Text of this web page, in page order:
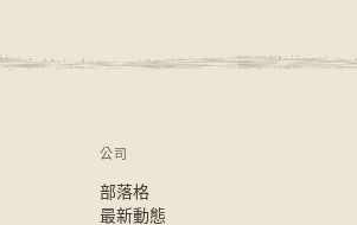
公司
部落格
最新動態